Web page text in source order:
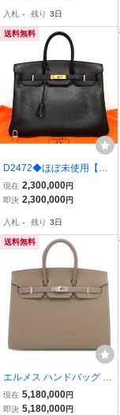
ー 金具 Birkin 35 903207
01
入札 - 残り 3日
送料無料
D2472◆ほぼ未使用【エ
ルメス】バーキン35 アル
デンヌ ハンドバッグ◆ゴ
ック 黒
現在 2,300,000円
即決 2,300,000円
入札 - 残り 3日
送料無料
エルメス ハンドバッグ バ
ーキン バーキン25 セリエ
外縫い ヴォーエプソン グ
現在 5,180,000円
即決 5,180,000円